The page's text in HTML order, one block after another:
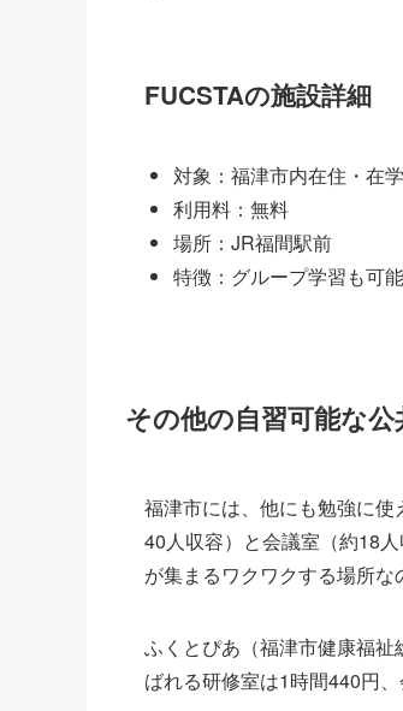
FUCSTAの施設詳細
対象：福津市内在住・在
利用料：無料
場所：JR福間駅前
特徴：グループ学習も可
その他の自習可能な公
福津市には、他にも勉強に
40人収容）と会議室（約18
が集まるワクワクする場所な
ふくとぴあ（福津市健康福
ばれる研修室は1時間440円